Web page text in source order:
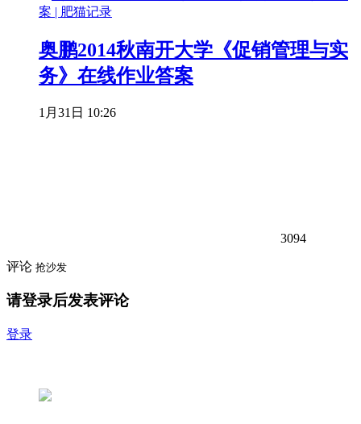
奥鹏2014秋南开大学《促销管理与实
务》在线作业答案
1月31日 10:26
3094
评论 抢沙发
请登录后发表评论
登录